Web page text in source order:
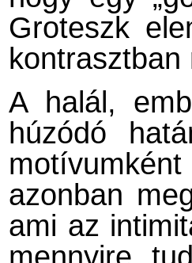
Groteszk
A halál,
húzódó
azonban
ami az
mennyire